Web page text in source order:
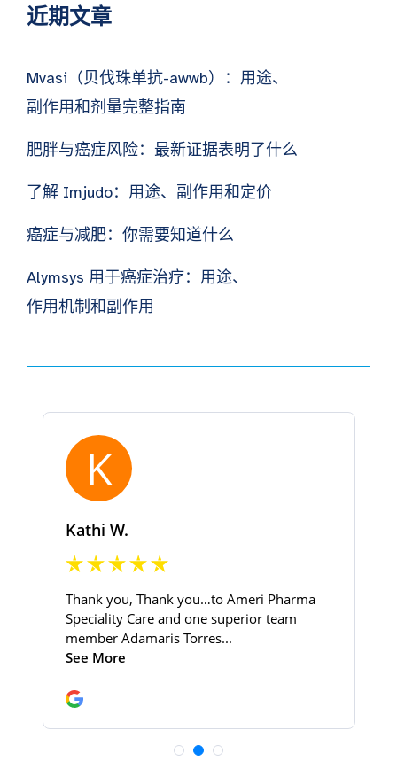
近期文章
Mvasi（贝伐珠单抗-awwb）：用途、
副作用和剂量完整指南
肥胖与癌症风险：最新证据表明了什么
了解 Imjudo：用途、副作用和定价
癌症与减肥：你需要知道什么
Alymsys 用于癌症治疗：用途、
作用机制和副作用